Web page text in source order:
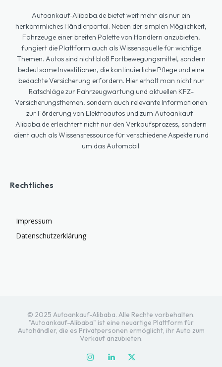
Autoankauf-Alibaba.de bietet weit mehr als nur ein
herkömmliches Händlerportal. Neben der simplen Möglichkeit,
Fahrzeuge einer breiten Palette von Händlern anzubieten,
fungiert die Plattform auch als Wissensquelle für wichtige
Themen. Autos sind nicht bloß Fortbewegungsmittel, sondern
bedeutsame Investitionen, die kontinuierliche Pflege und eine
bedachte Versicherung erfordern. Hier erhält man nicht nur
Ratschläge zur Fahrzeugwartung und aktuellen KFZ-
Versicherungsthemen, sondern auch relevante Informationen
zur Förderung von Elektroautos und zum Autoankauf-
Alibaba.de erleichtert nicht nur den Verkaufsprozess, sondern
dient auch als Wissensressource für verschiedene Aspekte rund
um das Automobil.
Rechtliches
Impressum
Datenschutzerklärung
© 2025 Autoankauf-Alibaba. Alle Rechte vorbehalten.
"Autoankauf-Alibaba" ist eine neuartige Plattform für
Autohändler, die es Privatpersonen ermöglicht, ihr Auto zum
Verkauf anzubieten.